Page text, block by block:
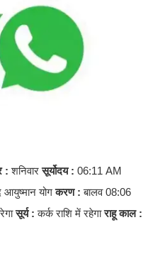
:शनिवारसूर्योदय : 06:11 AM
आयुष्मान योगकरण :बालव 08:06
सूर्य : कर्क राशि में रहेगाराहू काल :